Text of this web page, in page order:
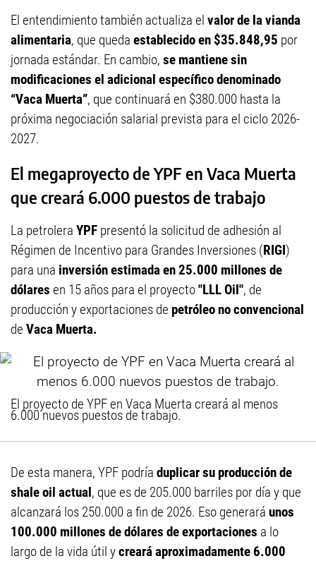
El entendimiento también actualiza el valor de la vianda
alimentaria, que queda establecido en $35.848,95 por
jornada estándar. En cambio, se mantiene sin
modificaciones el adicional específico denominado
“Vaca Muerta”, que continuará en $380.000 hasta la
próxima negociación salarial prevista para el ciclo 2026-
2027.
El megaproyecto de YPF en Vaca Muerta
que creará 6.000 puestos de trabajo
La petrolera YPF presentó la solicitud de adhesión al
Régimen de Incentivo para Grandes Inversiones (RIGI)
para una inversión estimada en 25.000 millones de
dólares en 15 años para el proyecto"LLL Oil", de
producción y exportaciones de petróleo no convencional
de Vaca Muerta.
El proyecto de YPF en Vaca Muerta creará al menos
6.000 nuevos puestos de trabajo.
De esta manera, YPF podría duplicar su producción de
shale oil actual, que es de 205.000 barriles por día y que
alcanzará los 250.000 a fin de 2026. Eso generará unos
100.000 millones de dólares de exportaciones a lo
largo de la vida útil ycreará aproximadamente 6.000